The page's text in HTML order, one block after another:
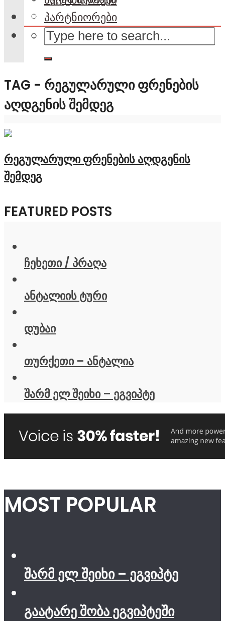
პარტნიორები
TAG - ᲠᲔᲒᲣᲚᲐᲠᲣᲚᲘ ᲤᲠᲔᲜᲔᲑᲘᲡ
ᲐᲦᲓᲒᲔᲜᲘᲡ ᲨᲔᲛᲓᲔᲒ
რეგულარული ფრენების აღდგენის
შემდეგ
FEATURED POSTS
ჩეხეთი / პრაღა
ანტალიის ტური
დუბაი
თურქეთი – ანტალია
შარმ ელ შეიხი – ეგვიპტე
MOST POPULAR
შარმ ელ შეიხი – ეგვიპტე
გაატარე შობა ეგვიპტეში